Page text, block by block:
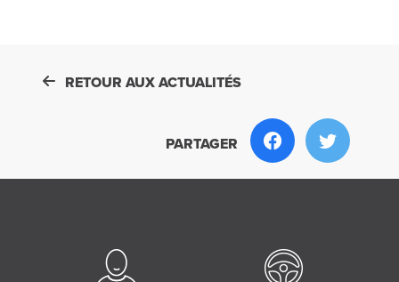
RETOUR AUX ACTUALITÉS
PARTAGER